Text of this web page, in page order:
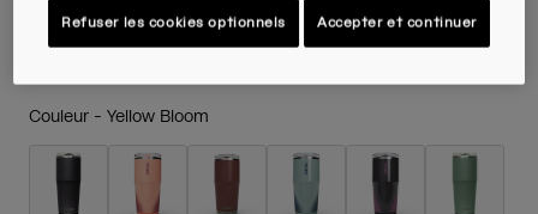
34,99 € 20,99 € 40% OFF
Couleur - Yellow Bloom
Refuser les cookies optionnels Accepter et continuer